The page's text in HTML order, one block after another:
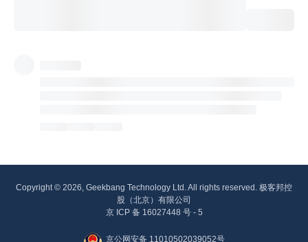
Copyright © 2026, Geekbang Technology Ltd. All rights reserved. 极客邦控
股（北京）有限公司
京 ICP 备 16027448 号 - 5
京公网安备 11010502039052号